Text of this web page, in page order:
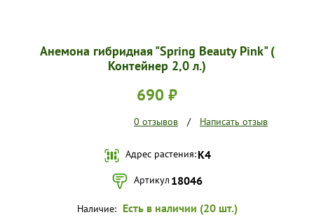
Анемона гибридная "Spring Beauty Pink" (
Контейнер 2,0 л.)
690 ₽
0 отзывов / Написать отзыв
Адрес растения:К4
Артикул 18046
Наличие: Есть в наличии (20 шт.)